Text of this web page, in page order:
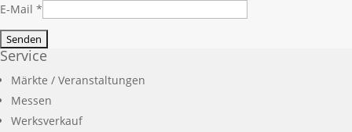
E-Mail *
Service
Märkte / Veranstaltungen
Messen
Werksverkauf